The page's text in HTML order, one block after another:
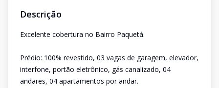
Descrição
Excelente cobertura no Bairro Paquetá.
Prédio: 100% revestido, 03 vagas de garagem, elevador,
interfone, portão eletrônico, gás canalizado, 04
andares, 04 apartamentos por andar.